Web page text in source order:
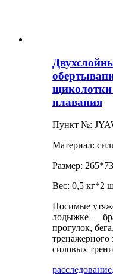
щиколотки
плавания
Пункт №:
Материал:
Размер:
Вес: 0,5 кг*2
Носимые
лодыжке —
прогулок,
тренажерного
силовых
расследование